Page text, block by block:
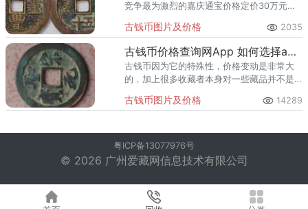
竞争最为激烈的嘉庆通宝价格定价30万元人
价后，最后以175万元的价格成交！
古钱币图片及价格 2035
古钱币价格查询网App 如何选择app查询价格
古钱币因为它的特殊性，价格变动是非常大
的，加上很多收藏者本身对一些藏品并不是
币价格查询网app上面去查询相关的信息，那
古钱币图片及价格 14289
粤ICP备13077976号
© 2026 广州爱藏网信息技术有限公司